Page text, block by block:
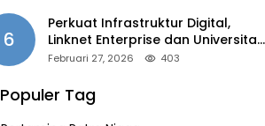
6
Perkuat Infrastruktur Digital,
Linknet Enterprise dan Universitas
Jember Jalin Kolaborasi Smart
Februari 27, 2026 403
Populer Tag